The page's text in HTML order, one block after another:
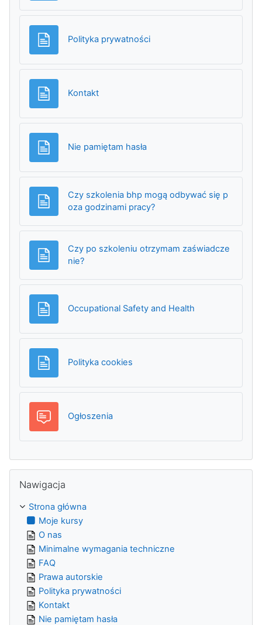
Polityka prywatnościStrona
KontaktStrona
Nie pamiętam hasłaStrona
Czy szkolenia bhp mogą odbywać się p
oza godzinami pracy?Strona
Czy po szkoleniu otrzymam zaświadcze
nie?Strona
Occupational Safety and Health
Polityka cookies
OgłoszeniaForum
Nawigacja
Strona główna
Moje kursy
O nas
Minimalne wymagania techniczne
FAQ
Prawa autorskie
Polityka prywatności
Kontakt
Nie pamiętam hasła